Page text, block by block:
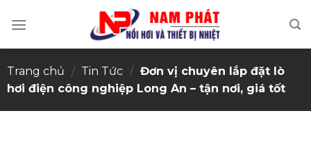
Trang chủ / Tin Tức / Đơn vị chuyên lắp đặt lò
hơi điện công nghiệp Long An – tận nơi, giá tốt